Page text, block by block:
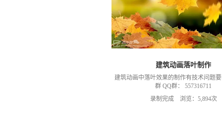
建筑动画落叶制作
建筑动画中落叶效果的制作有技术问题
群 QQ群： 557316711
录制完成 浏览：5,894次